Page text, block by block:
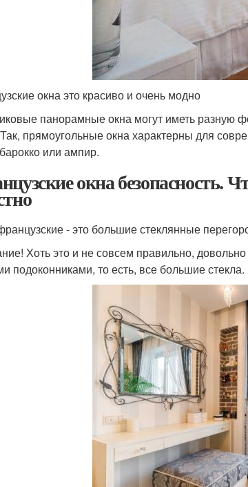
окна это красиво и очень модно
панорамные окна могут иметь разную
прямоугольные окна характерны для
или ампир.
окна безопасность.
- это большие стеклянные
Хоть это и не совсем правильно,
подоконниками, то есть, все большие стекла.